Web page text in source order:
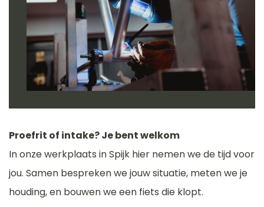
Proefrit of intake? Je bent welkom
In onze werkplaats in Spijk hier nemen we de tijd voor
jou. Samen bespreken we jouw situatie, meten we je
houding, en bouwen we een fiets die klopt.